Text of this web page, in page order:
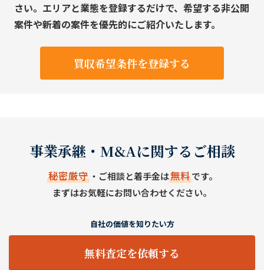
さい。エリアと業態を登録するだけで、希望する非公開
案件や新着の案件を優先的にご紹介いたします。
買収希望条件を登録する
事業承継・M&Aに関するご相談
秘密厳守・ご相談と着手金は無料です。
まずはお気軽にお問い合わせください。
自社の価値を知りたい方
無料査定を依頼する